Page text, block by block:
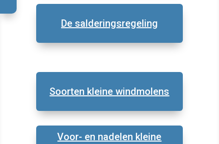
De salderingsregeling
Soorten kleine windmolens
Voor- en nadelen kleine